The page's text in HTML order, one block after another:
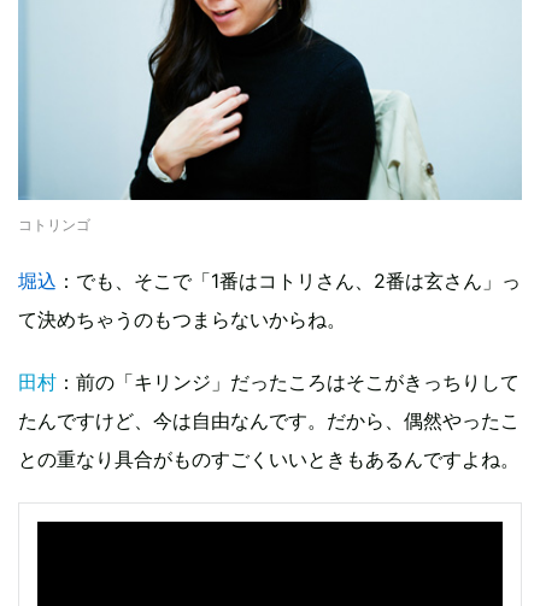
コトリンゴ
堀込 ：でも、そこで「1番はコトリさん、2番は玄さん」っ
て決めちゃうのもつまらないからね。
田村 ：前の「キリンジ」だったころはそこがきっちりして
たんですけど、今は自由なんです。だから、偶然やったこ
との重なり具合がものすごくいいときもあるんですよね。